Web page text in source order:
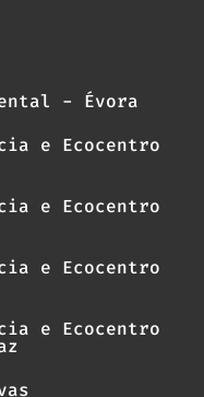
- Évora
e Ecocentro
e Ecocentro
e Ecocentro
e Ecocentro